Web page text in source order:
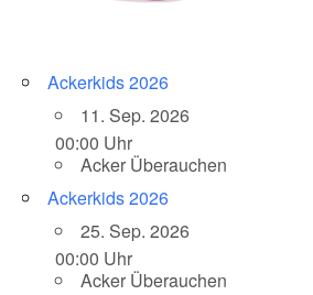
Ackerkids 2026
11. Sep. 2026
00:00 Uhr
Acker Überauchen
Ackerkids 2026
25. Sep. 2026
00:00 Uhr
Acker Überauchen